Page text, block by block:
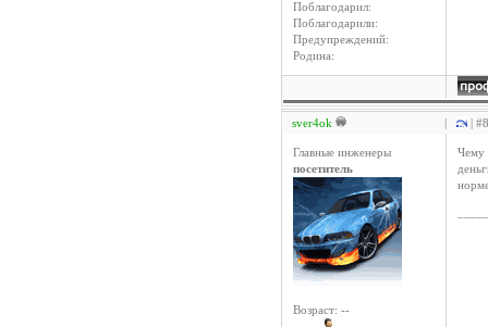
Поблагодарил:
Поблагодарили:
Предупреждений:
Родина:
sver4ok | |
Главные инженеры
посетитель
Возраст: --
Чему